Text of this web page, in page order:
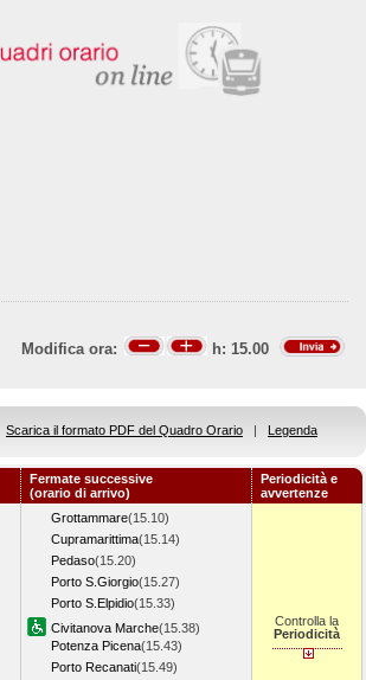
Modifica ora: h: 15.00
Scarica il formato PDF del Quadro Orario | Legenda
Fermate successive
(orario di arrivo)
Periodicità e
avvertenze
Grottammare(15.10)
Cupramarittima(15.14)
Pedaso(15.20)
Porto S.Giorgio(15.27)
Porto S.Elpidio(15.33)
Civitanova Marche(15.38)
Potenza Picena(15.43)
Porto Recanati(15.49)
Controlla la
Periodicità